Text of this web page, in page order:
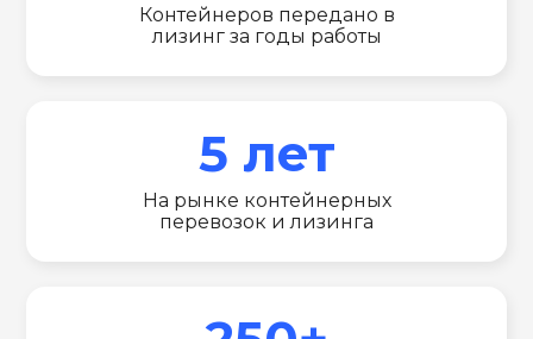
Контейнеров передано в
лизинг за годы работы
5 лет
На рынке контейнерных
перевозок и лизинга